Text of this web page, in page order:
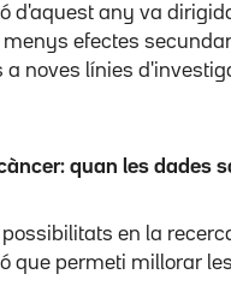
d'aquest any va
efectes
noves línies
quan les dades
en la
que permeti millorar